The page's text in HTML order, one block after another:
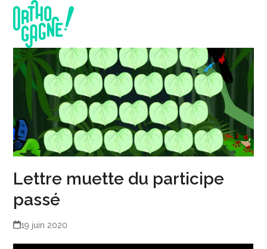
Skip
content
Open
mobile
menu
Close
mobile
menu
Lettre muette du participe
passé
19 juin 2020